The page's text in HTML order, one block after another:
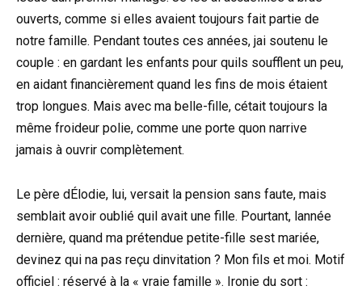
ouverts, comme si elles avaient toujours fait partie de
notre famille. Pendant toutes ces années, jai soutenu le
couple : en gardant les enfants pour quils soufflent un peu,
en aidant financièrement quand les fins de mois étaient
trop longues. Mais avec ma belle-fille, cétait toujours la
même froideur polie, comme une porte quon narrive
jamais à ouvrir complètement.
Le père dÉlodie, lui, versait la pension sans faute, mais
semblait avoir oublié quil avait une fille. Pourtant, lannée
dernière, quand ma prétendue petite-fille sest mariée,
devinez qui na pas reçu dinvitation ? Mon fils et moi. Motif
officiel : réservé à la « vraie famille ». Ironie du sort :